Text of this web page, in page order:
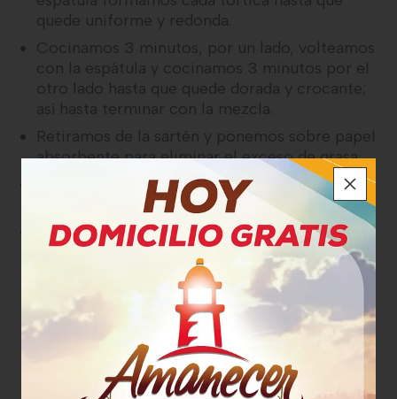
quede uniforme y redonda.
Cocinamos 3 minutos, por un lado, volteamos
con la espátula y cocinamos 3 minutos por el
otro lado hasta que quede dorada y crocante;
así hasta terminar con la mezcla.
Retiramos de la sartén y ponemos sobre papel
absorbente para eliminar el exceso de grasa.
Mezclamos la crema de leche con el limón, la
páprika, sal y pimienta
Sirve las torticas con una cucharada de crema
encima y perejil fresco
Mega Recetas